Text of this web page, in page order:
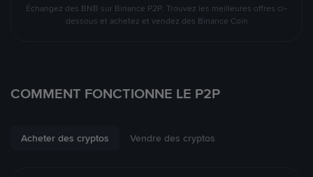
Échangez des BNB sur Binance P2P. Trouvez les meilleures offres ci-
dessous et achetez et vendez des Binance Coin
COMMENT FONCTIONNE LE P2P
Acheter des cryptos Vendre des cryptos